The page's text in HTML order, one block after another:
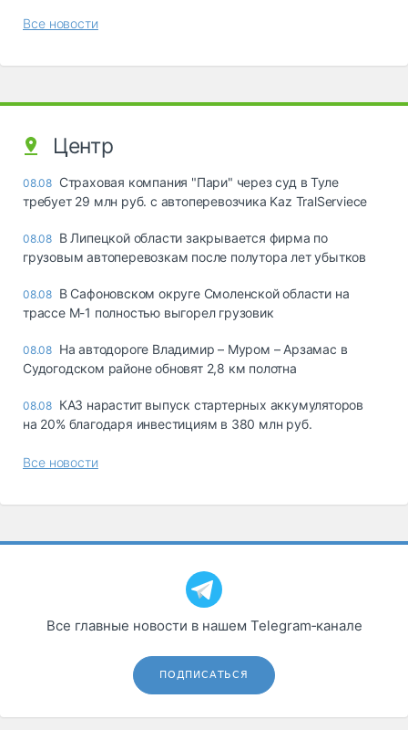
Все новости
Центр
08.08 Страховая компания "Пари" через суд в Туле
требует 29 млн руб. с автоперевозчика Kaz TralServiece
08.08 В Липецкой области закрывается фирма по
грузовым автоперевозкам после полутора лет убытков
08.08 В Сафоновском округе Смоленской области на
трассе М-1 полностью выгорел грузовик
08.08 На автодороге Владимир – Муром – Арзамас в
Судогодском районе обновят 2,8 км полотна
08.08 КАЗ нарастит выпуск стартерных аккумуляторов
на 20% благодаря инвестициям в 380 млн руб.
Все новости
Все главные новости в нашем Telegram‑канале
ПОДПИСАТЬСЯ